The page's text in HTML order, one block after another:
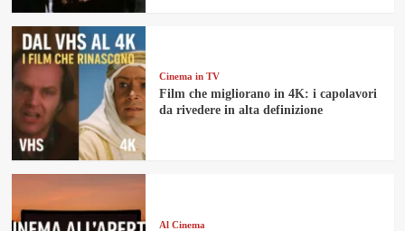
Cinema in TV
Film che migliorano in 4K: i capolavori
da rivedere in alta definizione
Al Cinema